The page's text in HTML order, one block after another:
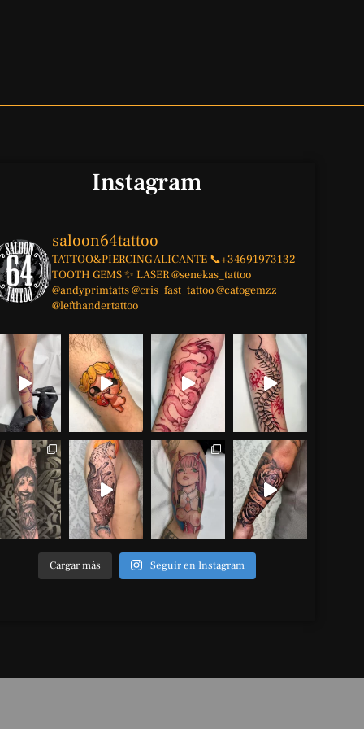
Instagram
saloon64tattoo
TATTOO&PIERCINGALICANTE 📞+34691973132
TOOTH GEMS ✨ LASER@senekas_tattoo
@andyprimtatts@cris_fast_tattoo@catogemzz
@lefthandertattoo
Cargar más Seguir en Instagram